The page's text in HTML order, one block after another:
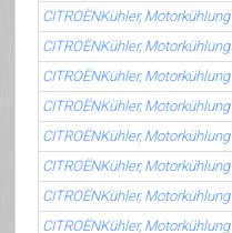
CITROËNKühler, Motorkühlung
CITROËNKühler, Motorkühlung
CITROËNKühler, Motorkühlung
CITROËNKühler, Motorkühlung
CITROËNKühler, Motorkühlung
CITROËNKühler, Motorkühlung
CITROËNKühler, Motorkühlung
CITROËNKühler, Motorkühlung